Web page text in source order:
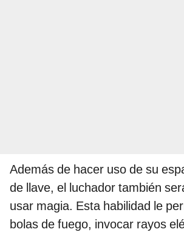
Además de hacer uso de su
de llave, el luchador también
usar magia. Esta habilidad le
bolas de fuego, invocar rayos